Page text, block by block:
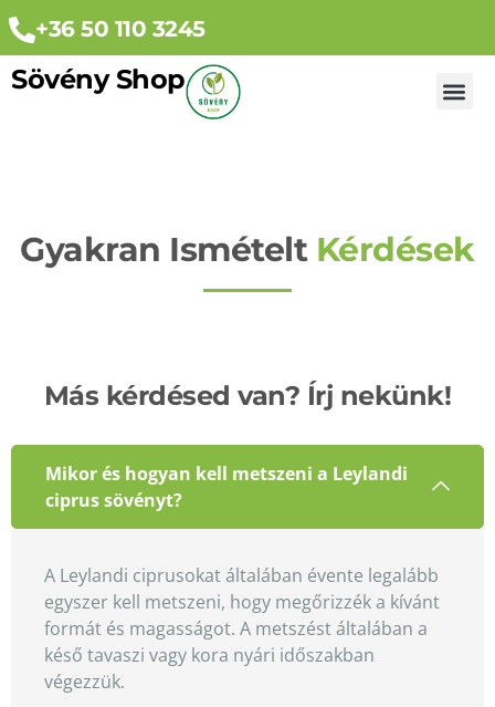
+36 50 110 3245
Sövény Shop
Gyakran Ismételt Kérdések
Más kérdésed van? Írj nekünk!
Mikor és hogyan kell metszeni a Leylandi
ciprus sövényt?
A Leylandi ciprusokat általában évente legalább
egyszer kell metszeni, hogy megőrizzék a kívánt
formát és magasságot. A metszést általában a
késő tavaszi vagy kora nyári időszakban
végezzük.